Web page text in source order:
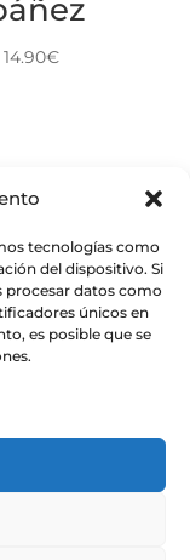
tecnologías como
del dispositivo. Si
procesar datos como
únicos en
es posible que se
14.90€